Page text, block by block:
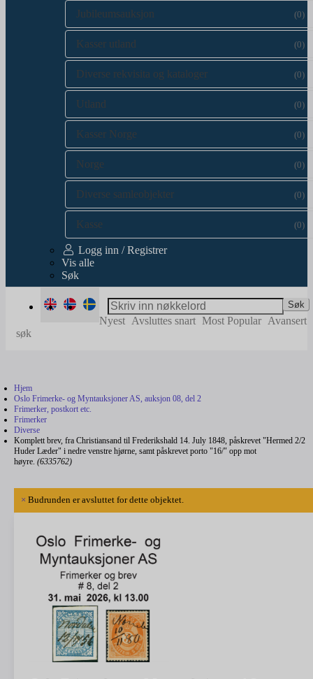
Jubileumsauksjon (0)
Kasser utland (0)
Diverse rekvisita og kataloger (0)
Utland (0)
Kasser Norge (0)
Norge (0)
Diverse samleobjekter (0)
Kasse (0)
Logg inn / Registrer
Vis alle
Søk
Søk
Nyest Avsluttes snart Most Popular Avansert
søk
Hjem
Oslo Frimerke- og Myntauksjoner AS, auksjon 08, del 2
Frimerker, postkort etc.
Frimerker
Diverse
Komplett brev, fra Christiansand til Frederikshald 14. July 1848, påskrevet "Hermed 2/2
Huder Læder" i nedre venstre hjørne, samt påskrevet porto "16/" opp mot
høyre. (6335762)
× Budrunden er avsluttet for dette objektet.